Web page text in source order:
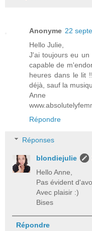
Anonyme 22
Hello Julie,
J'ai toujours eu un
capable de
heures dans le lit
déjà, sauf la
Anne
Répondre
Réponses
blondiejulie
Hello Anne,
Pas évident
Avec plaisir :)
Bises
Répondre